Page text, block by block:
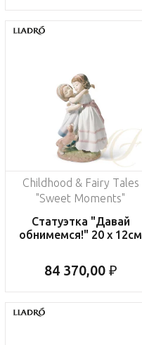
Childhood & Fairy Tales
"Sweet Moments"
Статуэтка "Давай
обнимемся!" 20 x 12см
84 370,00 ₽